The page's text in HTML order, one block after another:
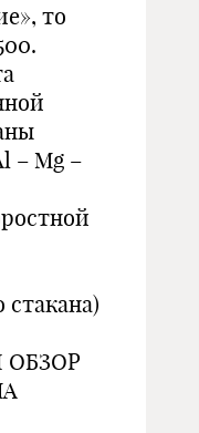
то
– Mg –
ОБЗОР